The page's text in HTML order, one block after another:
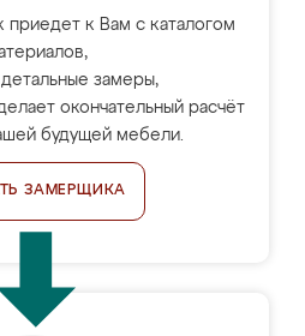
к Вам с каталогом
замеры,
окончательный расчёт
будущей мебели.
ЗАМЕРЩИКА